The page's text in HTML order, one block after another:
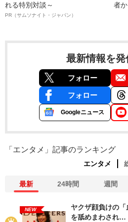
れる特別対談～
PR（サムソナイト・ジャパン）
者
最新情報を発
フォロー
フォロー
Googleニュース
「エンタメ」記事のランキング
エンタメ
最新 24時間 週間
NEW
ヤクザ顔負けの
を舐めまわされ…